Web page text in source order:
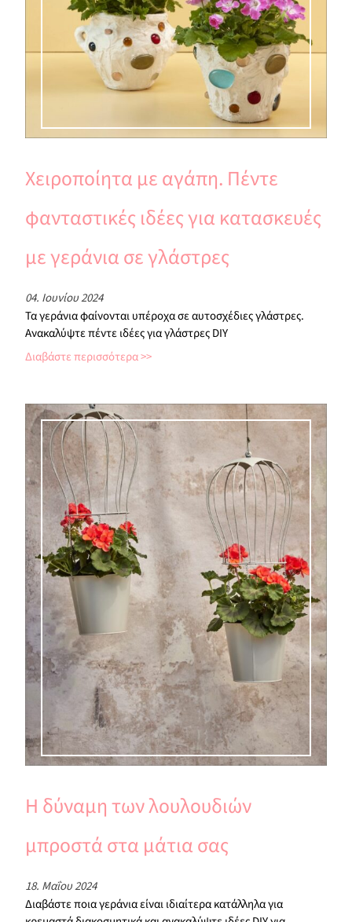
Χειροποίητα με αγάπη. Πέντε
φανταστικές ιδέες για κατασκευές
με γεράνια σε γλάστρες
04. Ιουνίου 2024
Τα γεράνια φαίνονται υπέροχα σε αυτοσχέδιες γλάστρες.
Ανακαλύψτε πέντε ιδέες για γλάστρες DIY
Διαβάστε περισσότερα
Η δύναμη των λουλουδιών
μπροστά στα μάτια σας
18. Μαΐου 2024
Διαβάστε ποια γεράνια είναι ιδιαίτερα κατάλληλα για